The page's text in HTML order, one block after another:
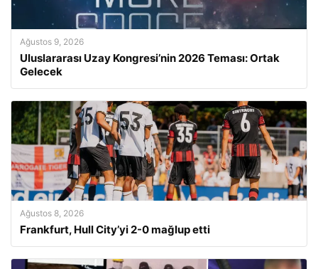
Ağustos 9, 2026
Uluslararası Uzay Kongresi’nin 2026 Teması: Ortak
Gelecek
Ağustos 8, 2026
Frankfurt, Hull City’yi 2-0 mağlup etti